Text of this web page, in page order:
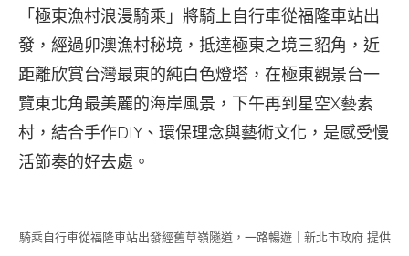
「極東漁村浪漫騎乘」將騎上自行車從福隆車站出
發，經過卯澳漁村秘境，抵達極東之境三貂角，近
距離欣賞台灣最東的純白色燈塔，在極東觀景台一
覽東北角最美麗的海岸風景，下午再到星空X藝素
村，結合手作DIY、環保理念與藝術文化，是感受慢
活節奏的好去處。
騎乘自行車從福隆車站出發經舊草嶺隧道，一路暢遊｜新北市政府 提供